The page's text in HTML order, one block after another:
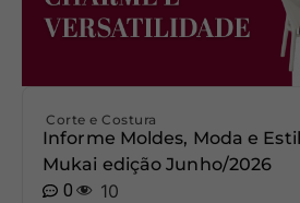
Corte e Costura
Informe Moldes, Moda e
Mukai edição Junho/2026
0
10